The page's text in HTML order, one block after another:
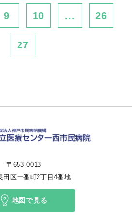
9 10 ... 26
27
〒653-0013
田区一番町2丁目4番地
地図で見る